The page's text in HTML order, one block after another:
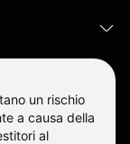
un rischio
a causa della
al